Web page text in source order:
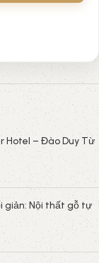
Hotel – Đào Duy Từ
giản: Nội thất gỗ tự